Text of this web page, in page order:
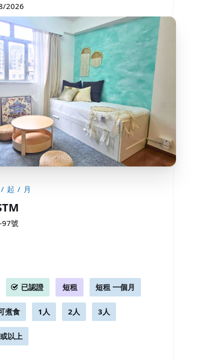
2026
/ 起 / 月
97號
已認證 短租 短租 一個月
煮食 1人 2人 3人
以上